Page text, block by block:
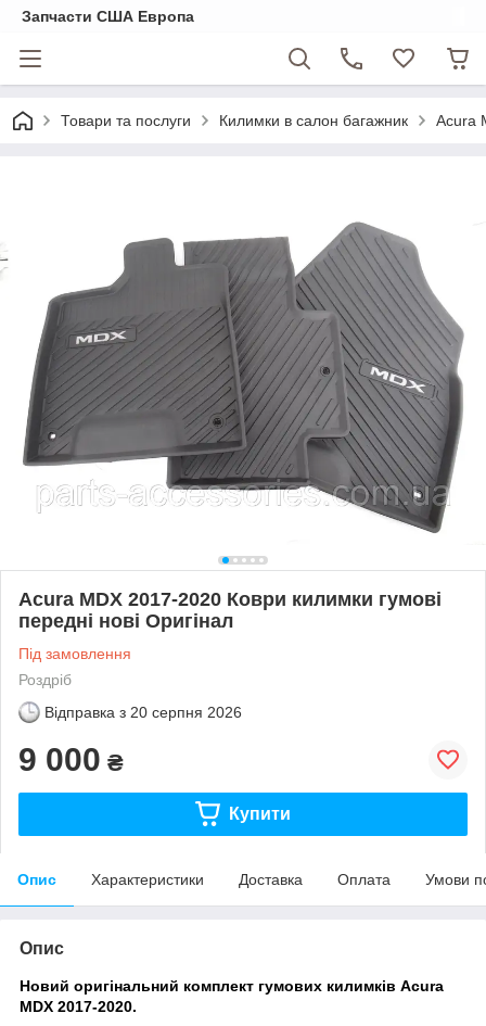
Запчасти США Европа
Товари та послуги Килимки в салон багажник Acura
Acura MDX 2017-2020 Коври килимки гумові
передні нові Оригінал
Під замовлення
Роздріб
Відправка з 20 серпня 2026
9 000 ₴
Купити
Опис Характеристики Доставка Оплата Умови
Опис
Новий оригінальний комплект гумових килимків Acura
MDX 2017-2020.